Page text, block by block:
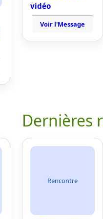
vidéo
Voir l'Message
Dernières
Rencontre